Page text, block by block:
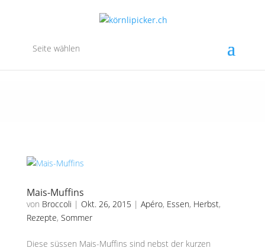
Seite wählen
Mais-Muffins
von Broccoli | Okt. 26, 2015 | Apéro, Essen, Herbst,
Rezepte, Sommer
Diese süssen Mais-Muffins sind nebst der kurzen